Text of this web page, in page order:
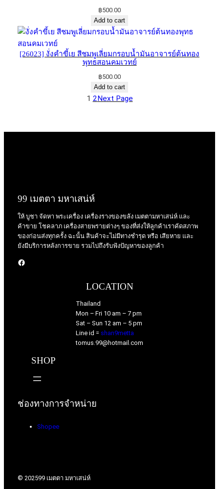
฿500.00
Add to cart
[26023] งั่งคำขี้เย​ สีชมพูเลี่ยมกรอบน้ำมันอาจารย์​ต้นทอง​
พุทธ​สอน​คม​เวทย์​
฿500.00
Add to cart
1 2Next Page
99 เมตตา มหาเสน่ห์
ให้ บูชา จัดหา พระเครื่อง เครื่องรางของขลัง เมตตามหาเสน่ห์ และ
ค้าขาย โชคลาภ เครื่องสายพรายต่างๆ ของที่ส่งให้ลูกค้าเราคัดสภาพ
ของก่อนส่งทุกครั้ง ฉะนั้น สินค้าจะไม่มีทางชำรุด หรือ เสียหาย และ
ยังมีบริการหลังการขาย รวมไปถึงรับฟังปัญหาของลูกค้า
Facebook
LOCATION
Thailand
Mon – Fri 10 am – 7 pm
Sat – Sun 12 am – 5 pm
Line id = shan9metta
tomus.99@hotmail.com
SHOP
ช่องทางการจำหน่าย
Shopee
© 202599 เมตตา มหาเสน่ห์